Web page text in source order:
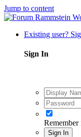
Jump to content
Existing user?
Sign In
Remember
Sign In